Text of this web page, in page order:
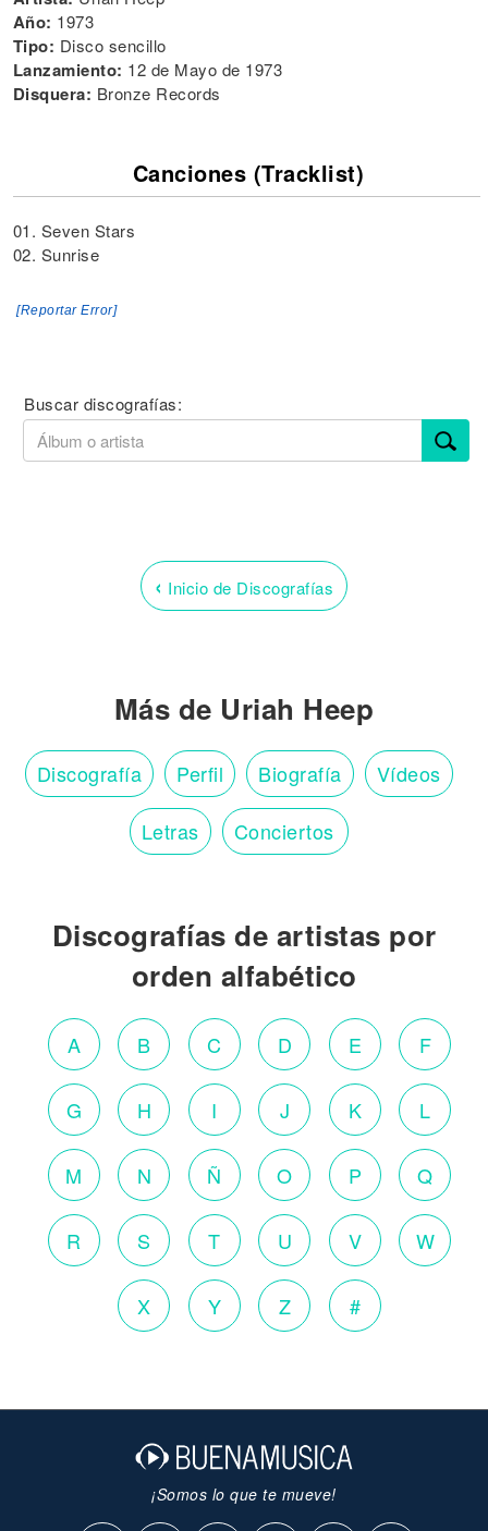
Año: 1973
Tipo: Disco sencillo
Lanzamiento: 12 de Mayo de 1973
Disquera: Bronze Records
Canciones (Tracklist)
01. Seven Stars
02. Sunrise
[Reportar Error]
Buscar discografías:
‹ Inicio de Discografías
Más de Uriah Heep
Discografía Perfil Biografía Vídeos
Letras Conciertos
Discografías de artistas por
orden alfabético
A B C D E F
G H I J K L
M N Ñ O P Q
R S T U V W
X Y Z #
¡Somos lo que te mueve!